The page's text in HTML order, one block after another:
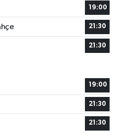
19:00
21:30
21:30
19:00
21:30
21:30